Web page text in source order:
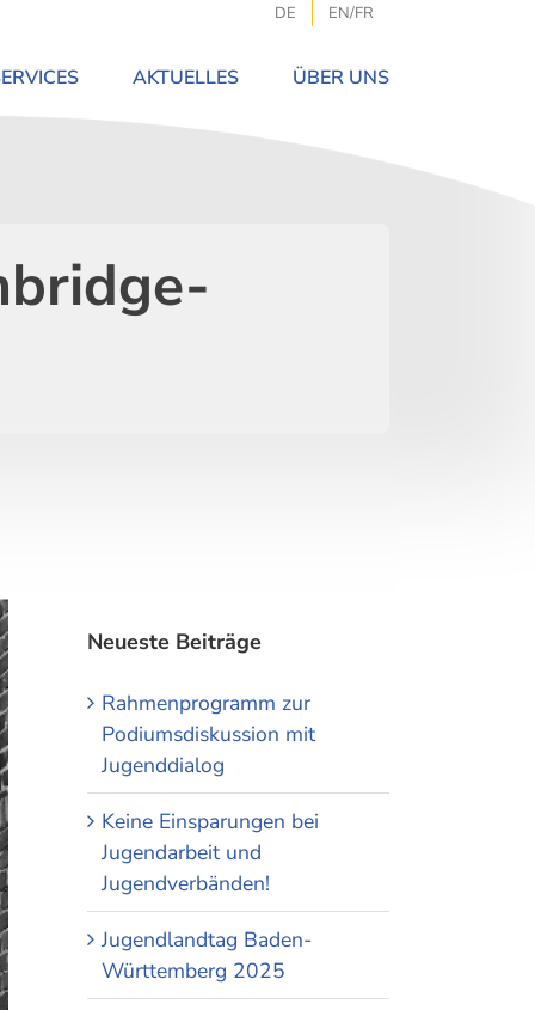
DE EN/FR
AKTUELLES ÜBER UNS
Neueste Beiträge
Rahmenprogramm zur
Podiumsdiskussion mit
Jugenddialog
Keine Einsparungen bei
Jugendarbeit und
Jugendverbänden!
Jugendlandtag Baden-
Württemberg 2025